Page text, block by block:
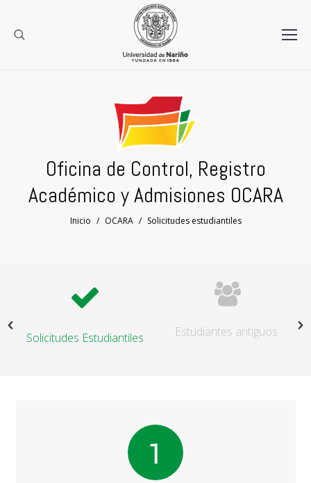
Oficina de Control, Registro
Académico y Admisiones OCARA
Estás aquí:
Inicio OCARA Solicitudes estudiantiles
Solicitudes Estudiantiles Estudiantes antiguos